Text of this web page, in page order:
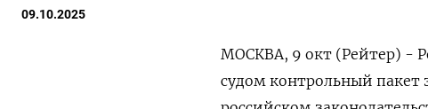
09.10.2025
МОСКВА, 9 окт (Рейтер) -
судом контрольный